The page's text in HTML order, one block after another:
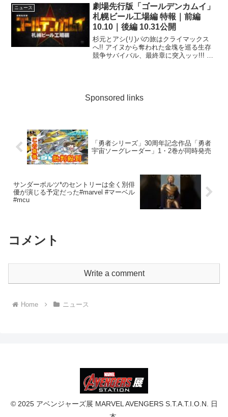
ニュース
劇場先行版「ゴールデンカムイ」
札幌ビール工場編 特報｜前編
10.10｜後編 10.31公開
杉元とアシ(リ)パの旅はクライマックス
へ!! アイヌから奪われた金塊を巡る生存
競争サバイバル、最終章に突入ッッ!!! 劇
Sponsored links
「勇者シリーズ」30周年記念作品「勇者
宇宙ソーグレーダー」1・2巻が同時発売
サンダーボルツ*のセントリーは全く別俳
優が演じる予定だった#marvel #マーベル
#mcu
コメント
Write a comment
Home ニュース
© 2025 アベンジャーズ展 MARVEL AVENGERS S.T.A.T.I.O.N. 日